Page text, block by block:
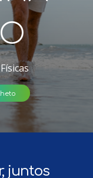
juntos